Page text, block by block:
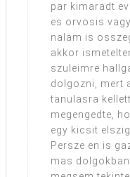
par kimaradt
es orvosis
nalam is
akkor
szuleimre
dolgozni, mert
tanulasra
megengedte,
egy kicsit
Persze en is
mas